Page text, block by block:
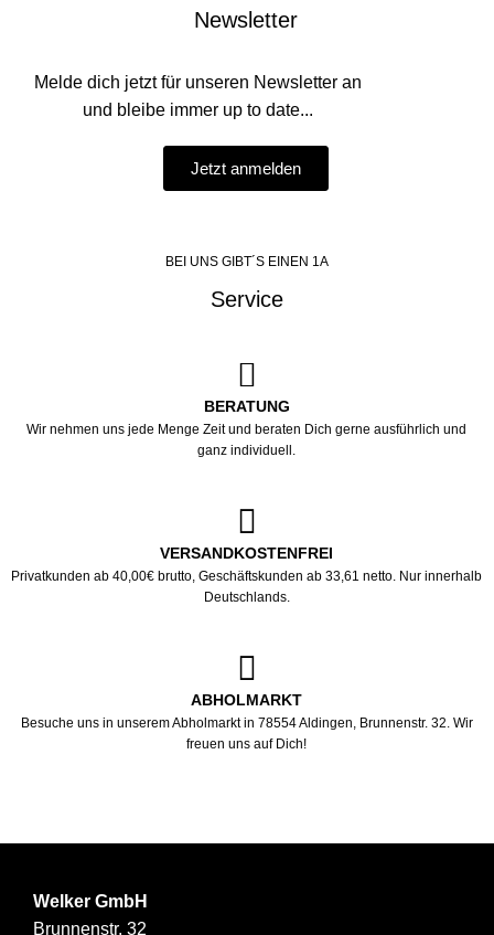
Newsletter
Melde dich jetzt für unseren Newsletter an
und bleibe immer up to date...
Jetzt anmelden
BEI UNS GIBT´S EINEN 1A
Service
BERATUNG
Wir nehmen uns jede Menge Zeit und beraten Dich gerne ausführlich und
ganz individuell.
VERSANDKOSTENFREI
Privatkunden ab 40,00€ brutto, Geschäftskunden ab 33,61 netto. Nur innerhalb
Deutschlands.
ABHOLMARKT
Besuche uns in unserem Abholmarkt in 78554 Aldingen, Brunnenstr. 32. Wir
freuen uns auf Dich!
Welker GmbH
Brunnenstr. 32